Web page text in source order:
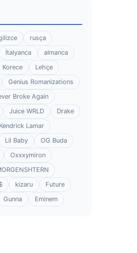
rusça
İtalyanca
almanca
Korece
Lehçe
Genius Romanizations
Broke Again
Juice WRLD
Drake
Kendrick Lamar
Lil Baby
OG Buda
Oxxxymiron
kizaru
Future
Gunna Eminem